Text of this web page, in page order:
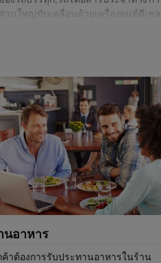
นใหญ่ขับเคลื่อนด้วยเครื่องยนต์ดีเซล
อาคารผู้โดยสาร. ไอเสียเครื่องยนต์
ไฮโดรคาร์บอนที่ไม่เผาไหม้อีกด้วย.
กรองอากาศที่
ฟิล ช่วยให้การควบคุมอนุภาคและมล
าศบริสุทธิ์ให้กับพนักงานและนักเดินทาง
นถึงโรคติดต่อ.
16798-3และISO 16890.
สมกับความ
นอาหาร
ค้าต้องการรับประทานอาหารในร้าน